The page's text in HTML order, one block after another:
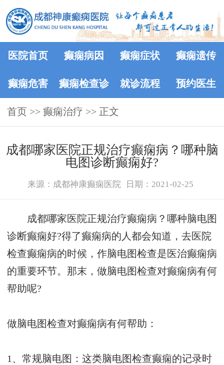
医院首页 癫痫病因 癫痫症状 癫痫遗传
癫痫危害 癫痫检查诊
断
就诊流程 预约医生
首页 >> 癫痫治疗 >> 正文
​成都哪家医院正规治疗癫痫病？哪种脑
电图诊断癫痫好?
来源：成都神康癫痫医院 日期：2021-02-25
成都哪家医院正规治疗癫痫病？哪种脑电图
诊断癫痫好?得了癫痫病的人都会知道，去医院
检查癫痫病的时候，作脑电图检查是医治癫痫病
的重要环节。那末，做脑电图检查对癫痫病有何
帮助呢?
做脑电图检查对癫痫病有何帮助：
1、常规脑电图：这类脑电图检查癫痫的记录时